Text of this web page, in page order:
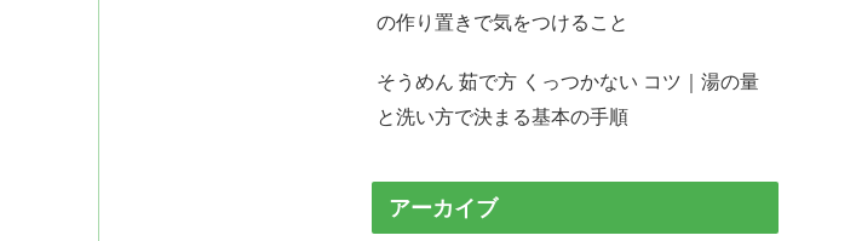
の作り置きで気をつけること
そうめん 茹で方 くっつかない コツ｜湯の量
と洗い方で決まる基本の手順
アーカイブ